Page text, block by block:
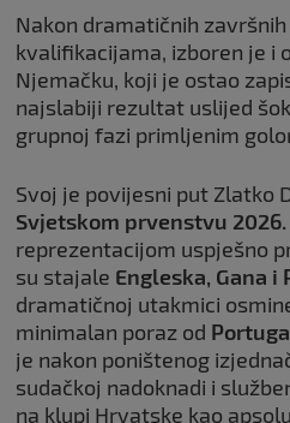
Nakon dramatičnih završnih
kvalifikacijama, izboren je i
Njemačku, koji je ostao
najslabiji rezultat uslijed
grupnoj fazi primljenim
Svoj je povijesni put Zlatko
Svjetskom prvenstvu 2026.
reprezentacijom uspješno
su stajale Engleska, Gana i
dramatičnoj utakmici
minimalan poraz od
je nakon poništenog
sudačkoj nadoknadi i
na klupi Hrvatske kao